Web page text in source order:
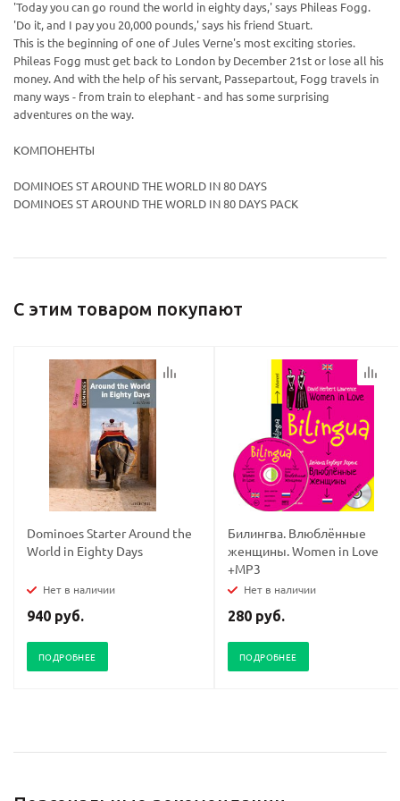
'Today you can go round the world in eighty days,' says Phileas Fogg.
'Do it, and I pay you 20,000 pounds,' says his friend Stuart.
This is the beginning of one of Jules Verne's most exciting stories.
Phileas Fogg must get back to London by December 21st or lose all his
money. And with the help of his servant, Passepartout, Fogg travels in
many ways - from train to elephant - and has some surprising
adventures on the way.
КОМПОНЕНТЫ
DOMINOES ST AROUND THE WORLD IN 80 DAYS
DOMINOES ST AROUND THE WORLD IN 80 DAYS PACK
С этим товаром покупают
Dominoes Starter Around the
World in Eighty Days
Нет в наличии
940 руб.
ПОДРОБНЕЕ
Билингва. Влюблённые
женщины. Women in Love
+MP3
Нет в наличии
280 руб.
ПОДРОБНЕЕ
Ваш E-mail:
конфидициальности
Ваш E-mail:
конфидициальности